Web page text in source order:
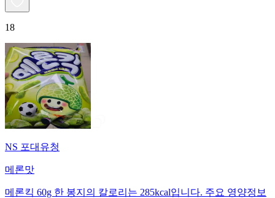
18
NS 포대유청
메론맛
메론킥 60g 한 봉지의 칼로리는 285kcal입니다. 주요 영양정보